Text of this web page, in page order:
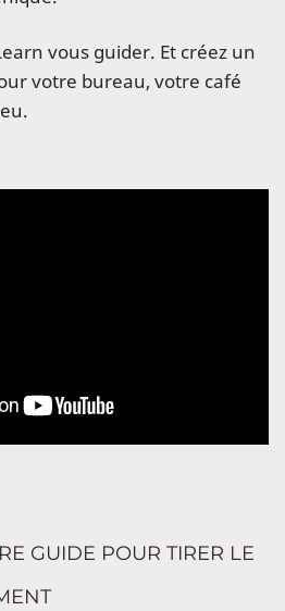
vous guider. Et créez un
votre bureau, votre café
GUIDE POUR TIRER LE